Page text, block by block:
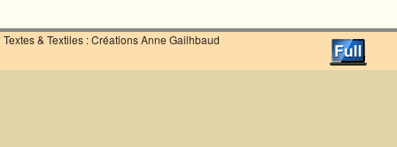
Textes & Textiles : Créations Anne Gailhbaud